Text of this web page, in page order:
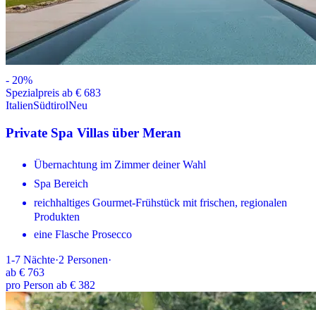
- 20%
Spezialpreis ab € 683
ItalienSüdtirolNeu
Private Spa Villas über Meran
Übernachtung im Zimmer deiner Wahl
Spa Bereich
reichhaltiges Gourmet-Frühstück mit frischen, regionalen
Produkten
eine Flasche Prosecco
1-7 Nächte·2 Personen·
ab € 763
pro Person ab € 382